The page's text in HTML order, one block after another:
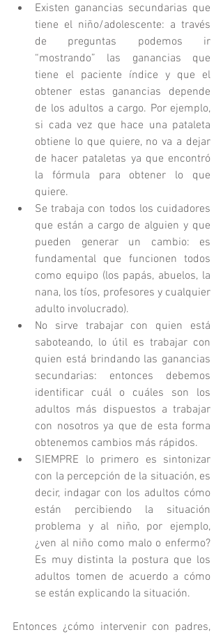
Existen ganancias secundarias que
tiene el niño/adolescente: a través
de preguntas podemos ir
“mostrando” las ganancias que
tiene el paciente índice y que el
obtener estas ganancias depende
de los adultos a cargo. Por ejemplo,
si cada vez que hace una pataleta
obtiene lo que quiere, no va a dejar
de hacer pataletas ya que encontró
la fórmula para obtener lo que
quiere.
Se trabaja con todos los cuidadores
que están a cargo de alguien y que
pueden generar un cambio: es
fundamental que funcionen todos
como equipo (los papás, abuelos, la
nana, los tíos, profesores y cualquier
adulto involucrado).
No sirve trabajar con quien está
saboteando, lo útil es trabajar con
quien está brindando las ganancias
secundarias: entonces debemos
identificar cuál o cuáles son los
adultos más dispuestos a trabajar
con nosotros ya que de esta forma
obtenemos cambios más rápidos.
SIEMPRE lo primero es sintonizar
con la percepción de la situación, es
decir, indagar con los adultos cómo
están percibiendo la situación
problema y al niño, por ejemplo,
¿ven al niño como malo o enfermo?
Es muy distinta la postura que los
adultos tomen de acuerdo a cómo
se están explicando la situación.
Entonces ¿cómo intervenir con padres,